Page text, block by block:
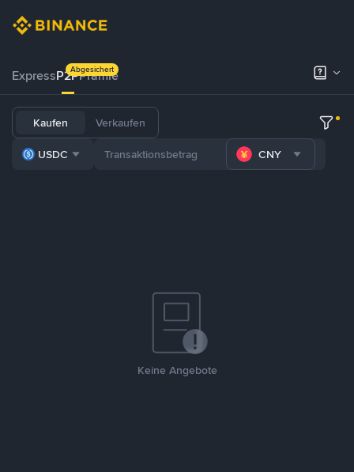
ExpressP2PPrämie
Abgesichert
Kaufen Verkaufen
USDC CNY
Keine Angebote